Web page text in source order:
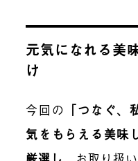
元気になれる美
け
今回の 「つなぐ
気をもらえる美味